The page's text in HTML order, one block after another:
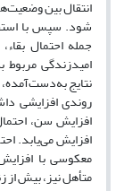
انتقال بین
شود. سپس با
جمله احتمال
امید‌زندگی
روندی افزایشی
افزایش سن،
افزایش می‌یابد.
معکوسی با
متأهل نیز، بیش